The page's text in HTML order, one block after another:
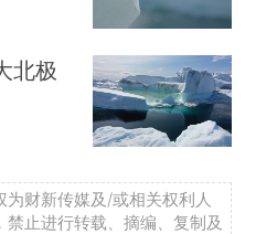
北极
财新传媒及/或相关权利人
止进行转载、摘编、复制及